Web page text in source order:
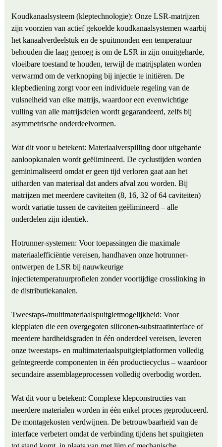
Koudkanaalsysteem (kleptechnologie): Onze LSR-matrijzen
zijn voorzien van actief gekoelde koudkanaalsystemen waarbij
het kanaalverdeelstuk en de spuitmonden een temperatuur
behouden die laag genoeg is om de LSR in zijn onuitgeharde,
vloeibare toestand te houden, terwijl de matrijsplaten worden
verwarmd om de verknoping bij injectie te initiëren. De
klepbediening zorgt voor een individuele regeling van de
vulsnelheid van elke matrijs, waardoor een evenwichtige
vulling van alle matrijsdelen wordt gegarandeerd, zelfs bij
asymmetrische onderdeelvormen.
Wat dit voor u betekent: Materiaalverspilling door uitgeharde
aanloopkanalen wordt geëlimineerd. De cyclustijden worden
geminimaliseerd omdat er geen tijd verloren gaat aan het
uitharden van materiaal dat anders afval zou worden. Bij
matrijzen met meerdere caviteiten (8, 16, 32 of 64 caviteiten)
wordt variatie tussen de caviteiten geëlimineerd – alle
onderdelen zijn identiek.
Hotrunner-systemen: Voor toepassingen die maximale
materiaalefficiëntie vereisen, handhaven onze hotrunner-
ontwerpen de LSR bij nauwkeurige
injectietemperatuurprofielen zonder voortijdige crosslinking in
de distributiekanalen.
Tweestaps-/multimateriaalspuitgietmogelijkheid: Voor
klepplaten die een overgegoten siliconen-substraatinterface of
meerdere hardheidsgraden in één onderdeel vereisen, leveren
onze tweestaps- en multimateriaalspuitgietplatformen volledig
geïntegreerde componenten in één productiecyclus – waardoor
secundaire assemblageprocessen volledig overbodig worden.
Wat dit voor u betekent: Complexe klepconstructies van
meerdere materialen worden in één enkel proces geproduceerd.
De montagekosten verdwijnen. De betrouwbaarheid van de
interface verbetert omdat de verbinding tijdens het spuitgieten